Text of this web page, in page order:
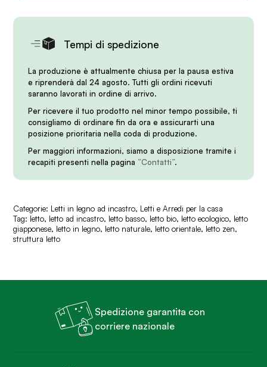
Tempi di spedizione
La produzione è attualmente chiusa per la pausa estiva
e riprenderà dal 24 agosto. Tutti gli ordini ricevuti
saranno lavorati in ordine di arrivo.
Per ricevere il tuo prodotto nel minor tempo possibile, ti
consigliamo di ordinare fin da ora e assicurarti una
posizione prioritaria nella coda di produzione.
Per maggiori informazioni, siamo a disposizione tramite i
recapiti presenti nella pagina “Contatti”.
Categorie: Letti in legno ad incastro, Letti e Arredi per la casa
Tag: letto, letto ad incastro, letto basso, letto bio, letto ecologico, letto
giapponese, letto in legno, letto naturale, letto orientale, letto zen,
struttura letto
Spedizione garantita con
corriere nazionale